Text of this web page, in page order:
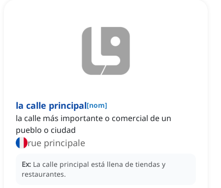
la calle principal[nom]
la calle más importante o comercial de un
pueblo o ciudad
rue principale
Ex: La calle principal está llena de tiendas y
restaurantes.